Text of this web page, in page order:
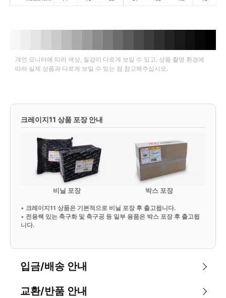
개인 모니터에 따라 색상, 질감이 다르게 보일 수 있고, 상품 촬영 환경에
따라 실제 상품과 다르게 보일 수 있는 점 참고해주십시오.
크레이지11 상품 포장 안내
비닐 포장 박스 포장
• 크레이지11 상품은 기본적으로 비닐 포장 후 출고됩니다.
• 전용쌕 있는 축구화 및 축구공 등 일부 용품은 박스 포장 후 출고됩
니다.
입금/배송 안내
교환/반품 안내